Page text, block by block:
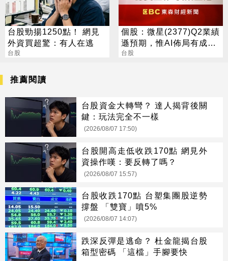
台股勁揚1250點！ 網見
外資買超驚：有人在逃
台股
個股：微星(2377)Q2業績
遜預期，惟AI佈局有成股
價震盪走多，週一大拉尾
台股
推薦閱讀
台股資金大轉彎？ 達人揭背後關
鍵：玩法完全不一樣
(2026/08/07 17:50)
台股開高走低收跌170點 網見外
資操作嘆：要反轉了嗎？
(2026/08/07 15:57)
台股收跌170點 台塑集團股逆勢
撐盤 「雙寶」噴5%
(2026/08/07 14:07)
跌深反彈是逃命？ 杜金龍揭台股
箱型密碼 「這檔」手腳要快